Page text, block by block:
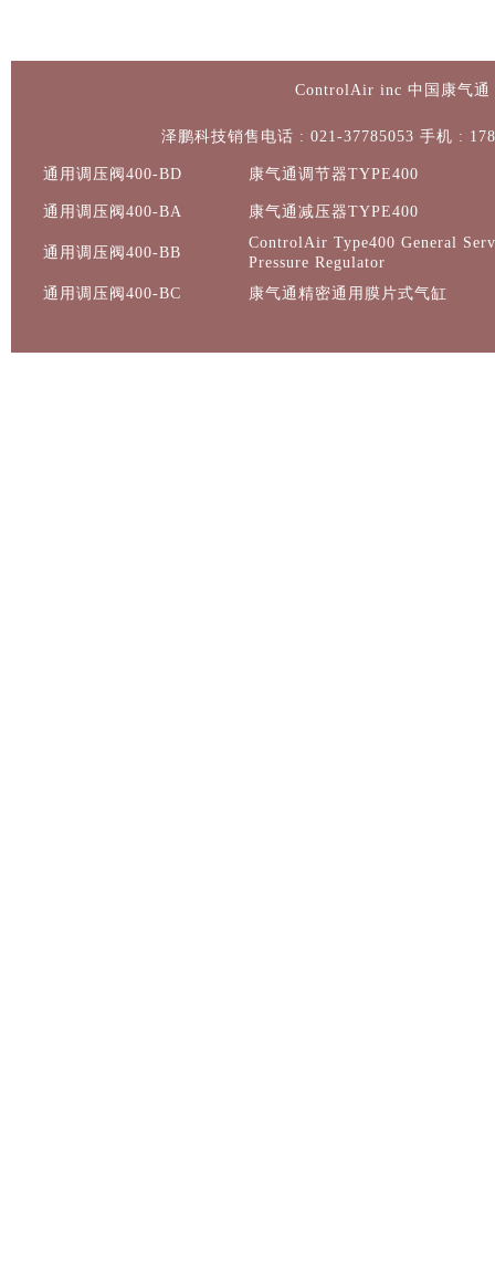
ControlAir inc 中国康气通
泽鹏科技销售电话 : 021-37785053 手机 :
通用调压阀400-BD 康气通调节器TYPE400
通用调压阀400-BA 康气通减压器TYPE400
通用调压阀400-BB
ControlAir Type400 General
Pressure Regulator
通用调压阀400-BC
康气通精密通用膜片式气缸